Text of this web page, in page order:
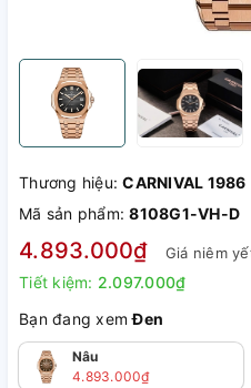
Thương hiệu:CARNIVAL 1986
Mã sản phẩm:8108G1-VH-D
4.893.000₫ Giá niêm
Tiết kiệm: 2.097.000₫
Bạn đang xemĐen
Nâu
4.893.000₫